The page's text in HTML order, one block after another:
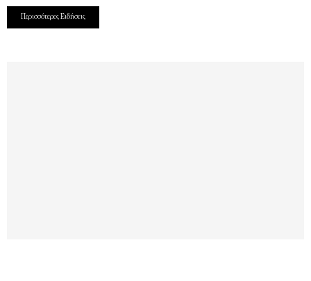
Περισσότερες Ειδήσεις